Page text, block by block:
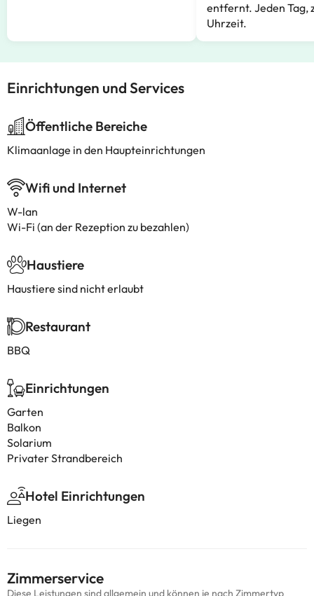
entfernt. Jeden Tag,
Uhrzeit.
Einrichtungen und Services
Öffentliche Bereiche
Klimaanlage in den Haupteinrichtungen
Wifi und Internet
W-lan
Wi-Fi (an der Rezeption zu bezahlen)
Haustiere
Haustiere sind nicht erlaubt
Restaurant
BBQ
Einrichtungen
Garten
Balkon
Solarium
Privater Strandbereich
Hotel Einrichtungen
Liegen
Zimmerservice
Diese Leistungen sind allgemein und können je nach Zimmertyp